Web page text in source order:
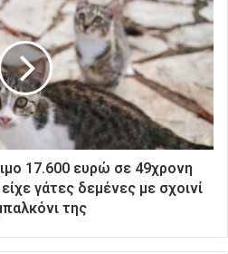
17.600 ευρώ σε 49χρονη
γάτες δεμένες με σχοινί
της